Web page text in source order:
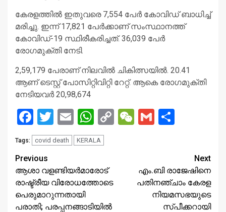
കേരളത്തിൽ ഇതുവരെ 7,554 പേർ കോവിഡ് ബാധിച്ച്
മരിച്ചു. ഇന്ന് 17,821 പേർക്കാണ് സംസ്ഥാനത്ത്
കോവിഡ്-19 സ്ഥിരീകരിച്ചത്. 36,039 പേർ
രോഗമുക്തി നേടി.
2,59,179 പേരാണ് നിലവിൽ ചികിത്സയിൽ. 20.41
ആണ് ടെസ്റ്റ് പോസിറ്റിവിറ്റി റേറ്റ്. ആകെ രോഗമുക്തി
നേടിയവർ 20,98,674
Facebook
Twitter
EmailWhatsApp
CopyWeChat
Gmail
Tags: covid death KERALA
Continue
Reading
Previous
ആശാ വളണ്ടിയർമാരോട്
രാഷ്ട്രീയ വിരോധത്തോടെ
പെരുമാറുന്നതായി
പരാതി; പരപ്പനങ്ങാടിയിൽ
Next
എം.ബി രാജേഷിനെ
പതിനഞ്ചാം കേരള
നിയമസഭയുടെ
സ്പീക്കറായി